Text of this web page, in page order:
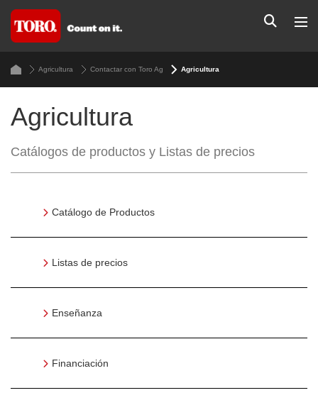
Agricultura Contactar con Toro Ag Agricultura
Agricultura
Catálogos de productos y Listas de precios
Catálogo de Productos
Listas de precios
Enseñanza
Financiación